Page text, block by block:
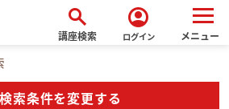
search
講座検索
account_circle
ログイン メニュー
検索条件を変更する